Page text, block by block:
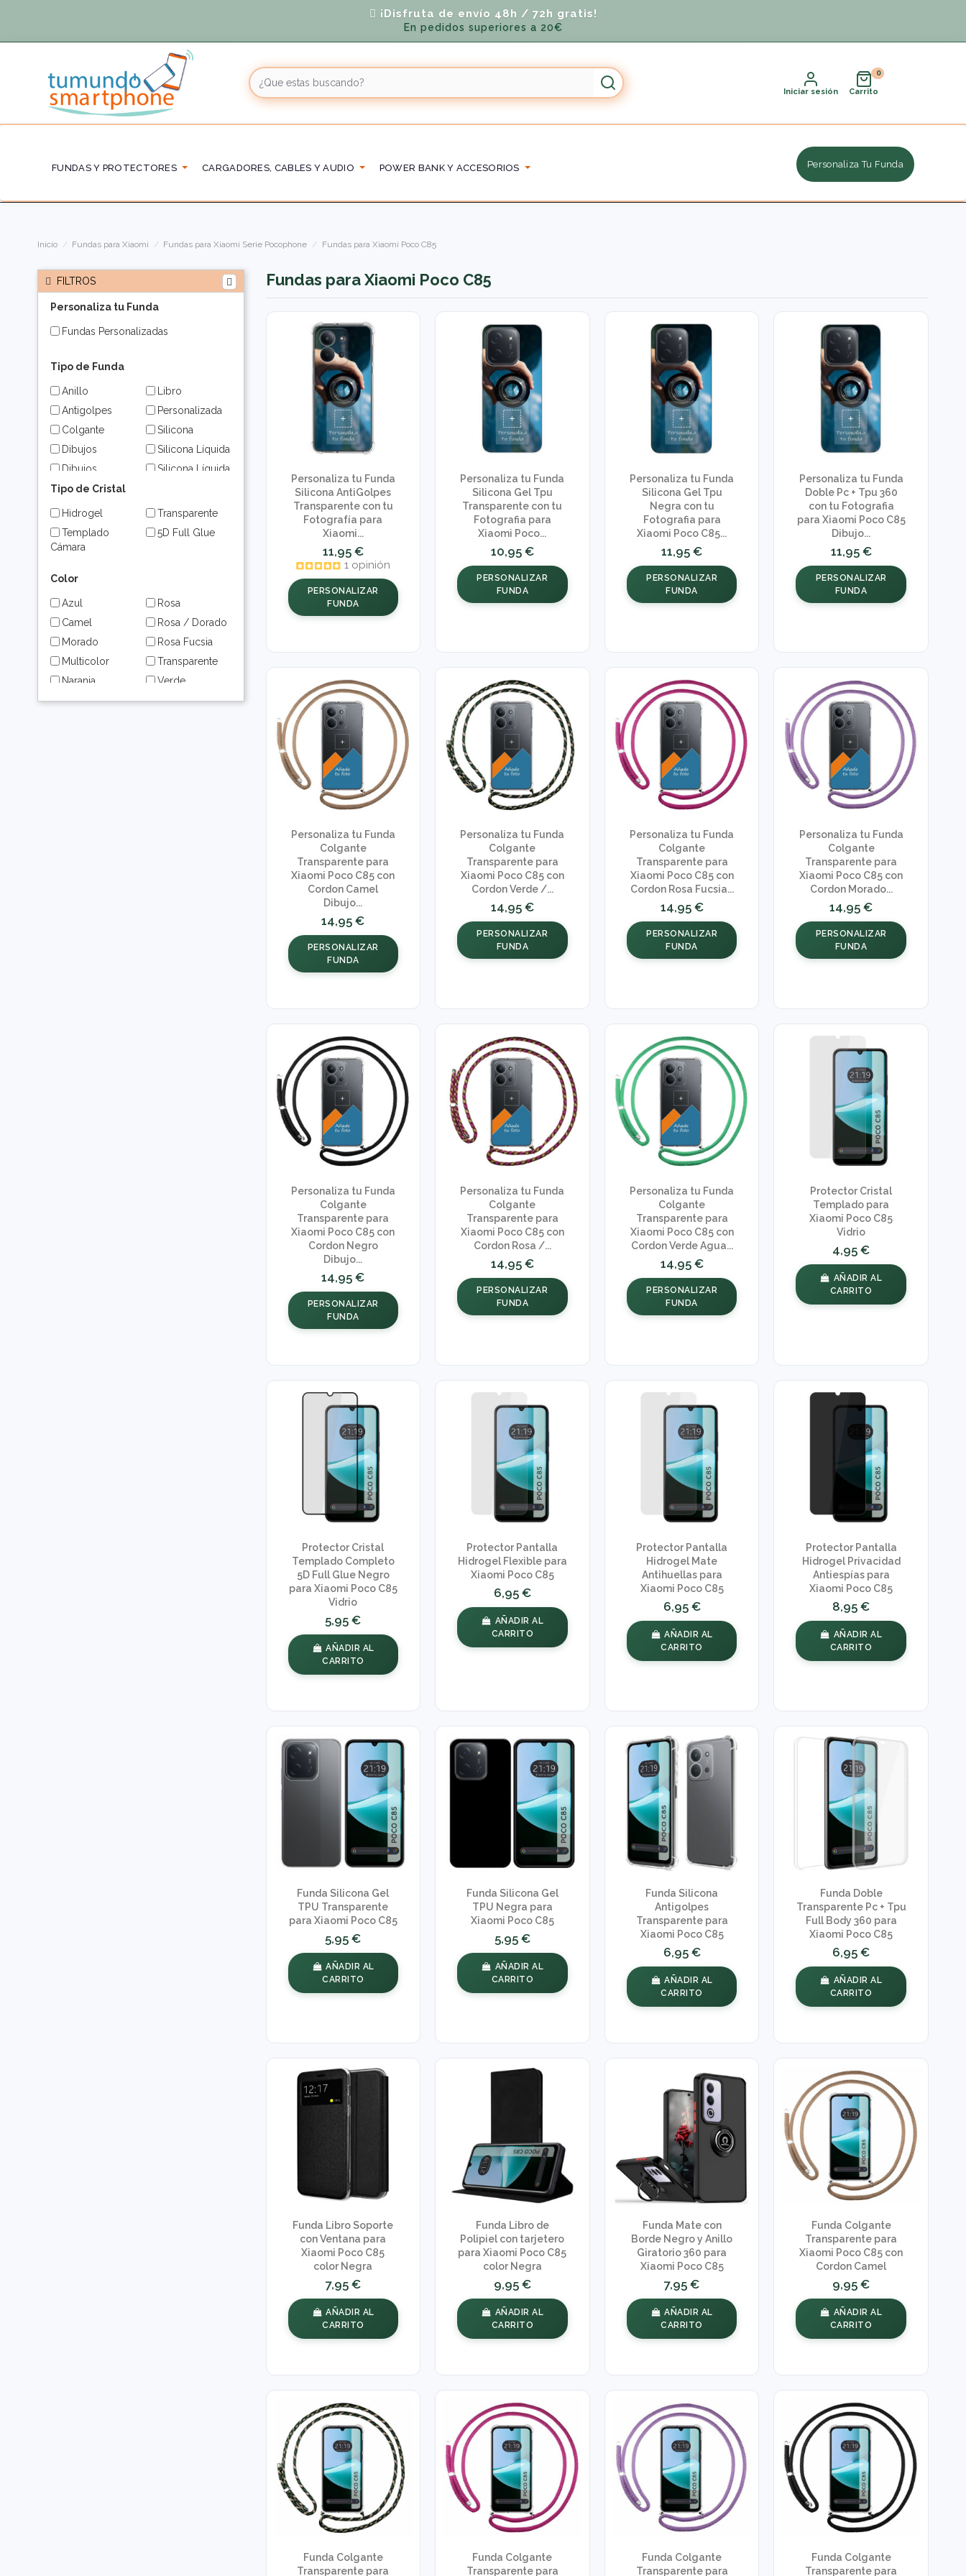
¡Disfruta de envío 48h / 72h gratis!
En pedidos superiores a 20€
Iniciar sesión Carrito
FUNDAS Y PROTECTORES CARGADORES, CABLES Y AUDIO POWER BANK Y ACCESORIOS Personaliza Tu Funda
Inicio Fundas para Xiaomi Fundas para Xiaomi Serie Pocophone Fundas para Xiaomi Poco C85
Fundas para Xiaomi Poco C85
Personaliza tu Funda
Silicona AntiGolpes
Transparente con tu
Fotografía para
Xiaomi...
11,95 €
1 opinión
PERSONALIZAR
FUNDA
Personaliza tu Funda
Silicona Gel Tpu
Transparente con tu
Fotografia para
Xiaomi Poco...
10,95 €
PERSONALIZAR
FUNDA
Personaliza tu Funda
Silicona Gel Tpu
Negra con tu
Fotografia para
Xiaomi Poco C85...
11,95 €
PERSONALIZAR
FUNDA
Personaliza tu Funda
Doble Pc + Tpu 360
con tu Fotografia
para Xiaomi Poco C85
Dibujo...
11,95 €
PERSONALIZAR
FUNDA
Personaliza tu Funda
Colgante
Transparente para
Xiaomi Poco C85 con
Cordon Camel
Dibujo...
14,95 €
PERSONALIZAR
FUNDA
Personaliza tu Funda
Colgante
Transparente para
Xiaomi Poco C85 con
Cordon Verde /...
14,95 €
PERSONALIZAR
FUNDA
Personaliza tu Funda
Colgante
Transparente para
Xiaomi Poco C85 con
Cordon Rosa Fucsia...
14,95 €
PERSONALIZAR
FUNDA
Personaliza tu Funda
Colgante
Transparente para
Xiaomi Poco C85 con
Cordon Morado...
14,95 €
PERSONALIZAR
FUNDA
Personaliza tu Funda
Colgante
Transparente para
Xiaomi Poco C85 con
Cordon Negro
Dibujo...
14,95 €
PERSONALIZAR
FUNDA
Personaliza tu Funda
Colgante
Transparente para
Xiaomi Poco C85 con
Cordon Rosa /...
14,95 €
PERSONALIZAR
FUNDA
Personaliza tu Funda
Colgante
Transparente para
Xiaomi Poco C85 con
Cordon Verde Agua...
14,95 €
PERSONALIZAR
FUNDA
Protector Cristal
Templado para
Xiaomi Poco C85
Vidrio
4,95 €
AÑADIR AL
CARRITO
Protector Cristal
Templado Completo
5D Full Glue Negro
para Xiaomi Poco C85
Vidrio
5,95 €
AÑADIR AL
CARRITO
Protector Pantalla
Hidrogel Flexible para
Xiaomi Poco C85
6,95 €
AÑADIR AL
CARRITO
Protector Pantalla
Hidrogel Mate
Antihuellas para
Xiaomi Poco C85
6,95 €
AÑADIR AL
CARRITO
Protector Pantalla
Hidrogel Privacidad
Antiespías para
Xiaomi Poco C85
8,95 €
AÑADIR AL
CARRITO
Funda Silicona Gel
TPU Transparente
para Xiaomi Poco C85
5,95 €
AÑADIR AL
CARRITO
Funda Silicona Gel
TPU Negra para
Xiaomi Poco C85
5,95 €
AÑADIR AL
CARRITO
Funda Silicona
Antigolpes
Transparente para
Xiaomi Poco C85
6,95 €
AÑADIR AL
CARRITO
Funda Doble
Transparente Pc + Tpu
Full Body 360 para
Xiaomi Poco C85
6,95 €
AÑADIR AL
CARRITO
Funda Libro Soporte
con Ventana para
Xiaomi Poco C85
color Negra
7,95 €
AÑADIR AL
CARRITO
Funda Libro de
Polipiel con tarjetero
para Xiaomi Poco C85
color Negra
9,95 €
AÑADIR AL
CARRITO
Funda Mate con
Borde Negro y Anillo
Giratorio 360 para
Xiaomi Poco C85
7,95 €
AÑADIR AL
CARRITO
Funda Colgante
Transparente para
Xiaomi Poco C85 con
Cordon Camel
9,95 €
AÑADIR AL
CARRITO
Funda Colgante
Transparente para
Funda Colgante
Transparente para
Funda Colgante
Transparente para
Funda Colgante
Transparente para
FILTROS
Personaliza tu Funda
Fundas Personalizadas
Tipo de Funda
Anillo
Antigolpes
Colgante
Dibujos
Dibujos
Antigolpes
Transparente
Funda
Magnética
Libro
Personalizada
Silicona
Silicona Líquida
Silicona Líquida
Tipo de Cristal
Hidrogel
Templado
Cámara
Transparente
5D Full Glue
Color
Azul
Camel
Morado
Multicolor
Naranja
Negra
Rosa
Rosa / Dorado
Rosa Fucsia
Transparente
Verde
Verde /